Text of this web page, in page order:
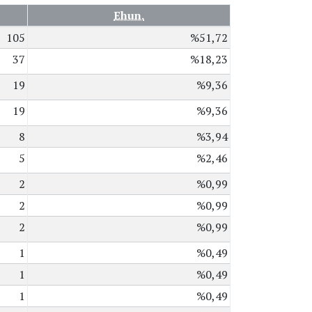
Ehun.
105
%51,72
37
%18,23
19
%9,36
19
%9,36
8
%3,94
5
%2,46
2
%0,99
2
%0,99
2
%0,99
1
%0,49
1
%0,49
1
%0,49